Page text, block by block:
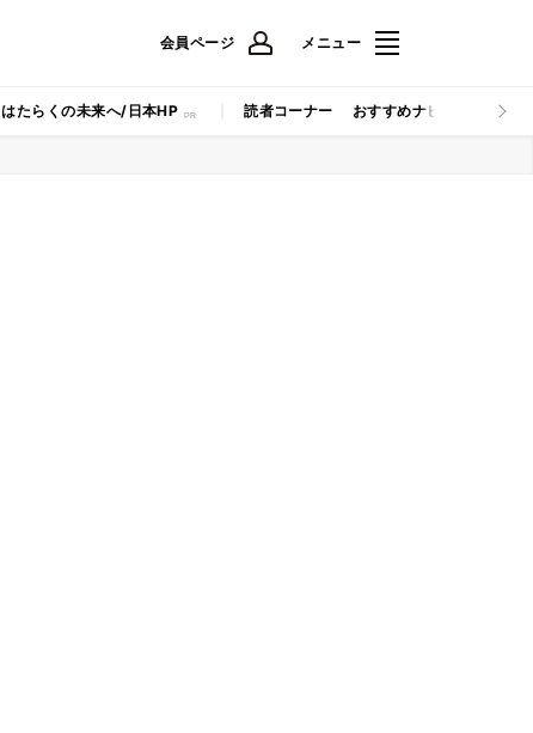
会員ページ メニュー
はたらくの未来へ/日本HP 読者コーナー おすすめナビ マイナビ